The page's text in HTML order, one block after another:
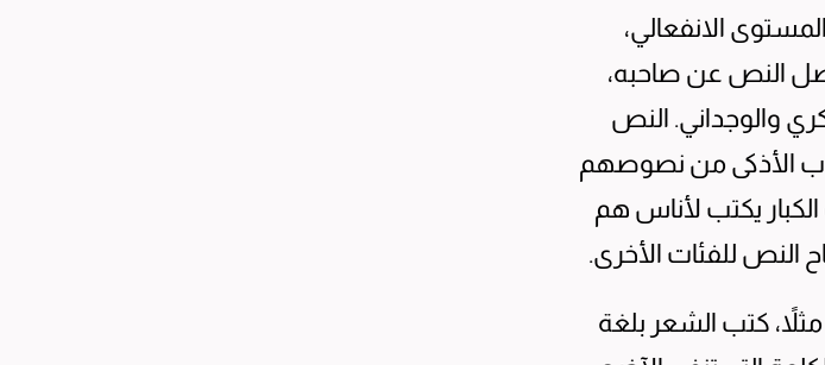
الانفعالي،
النص عن صاحبه،
والوجداني. النص
الأذكى من نصوصهم
يكتب لأناس هم
النص للفئات الأخرى.
مثلاً، كتب الشعر بلغة